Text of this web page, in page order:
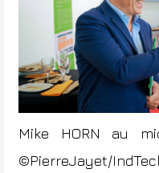
Mike HORN au
©PierreJayet/